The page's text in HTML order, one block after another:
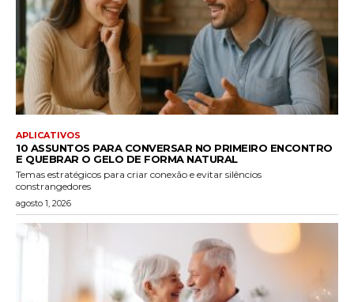
APLICATIVOS
10 ASSUNTOS PARA CONVERSAR NO PRIMEIRO ENCONTRO
E QUEBRAR O GELO DE FORMA NATURAL
Temas estratégicos para criar conexão e evitar silêncios
constrangedores
agosto 1, 2026